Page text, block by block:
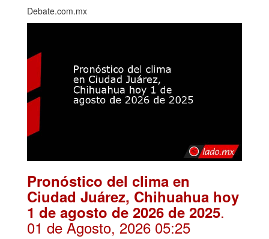
Debate.com.mx
Pronóstico del clima en
Ciudad Juárez, Chihuahua hoy
1 de agosto de 2026 de 2025.
01 de Agosto, 2026 05:25